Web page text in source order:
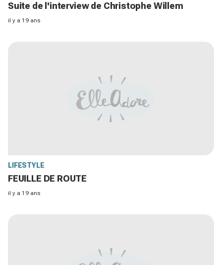
Suite de l'interview de Christophe Willem
il y a 19 ans
LIFESTYLE
FEUILLE DE ROUTE
il y a 19 ans